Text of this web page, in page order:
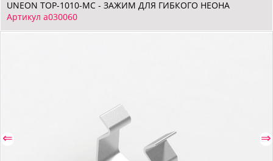
UNEON TOP-1010-MC - ЗАЖИМ ДЛЯ ГИБКОГО НЕОНА
Артикул a030060
⇐ ⇒